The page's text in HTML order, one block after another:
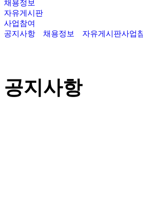
채용정보
자유게시판
사업참여
공지사항
채용정보 자유게시판사업
공지사항